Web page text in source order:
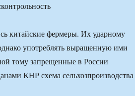
китайские фермеры. Их ударному
употреблять выращенную ими
тому запрещенные в России
КНР схема сельхозпроизводства